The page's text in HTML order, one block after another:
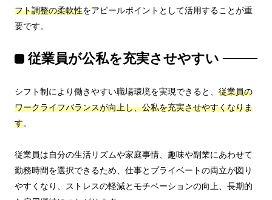
フト調整の柔軟性をアピールポイントとして活用することが重
要です。
従業員が公私を充実させやすい
シフト制により働きやすい職場環境を実現できると、 従業員の
ワークライフバランスが向上し、公私を充実させやすくなりま
す。
従業員は自分の生活リズムや家庭事情、趣味や副業にあわせて
勤務時間を選択できるため、仕事とプライベートの両立が図り
やすくなり、ストレスの軽減とモチベーションの向上、長期的